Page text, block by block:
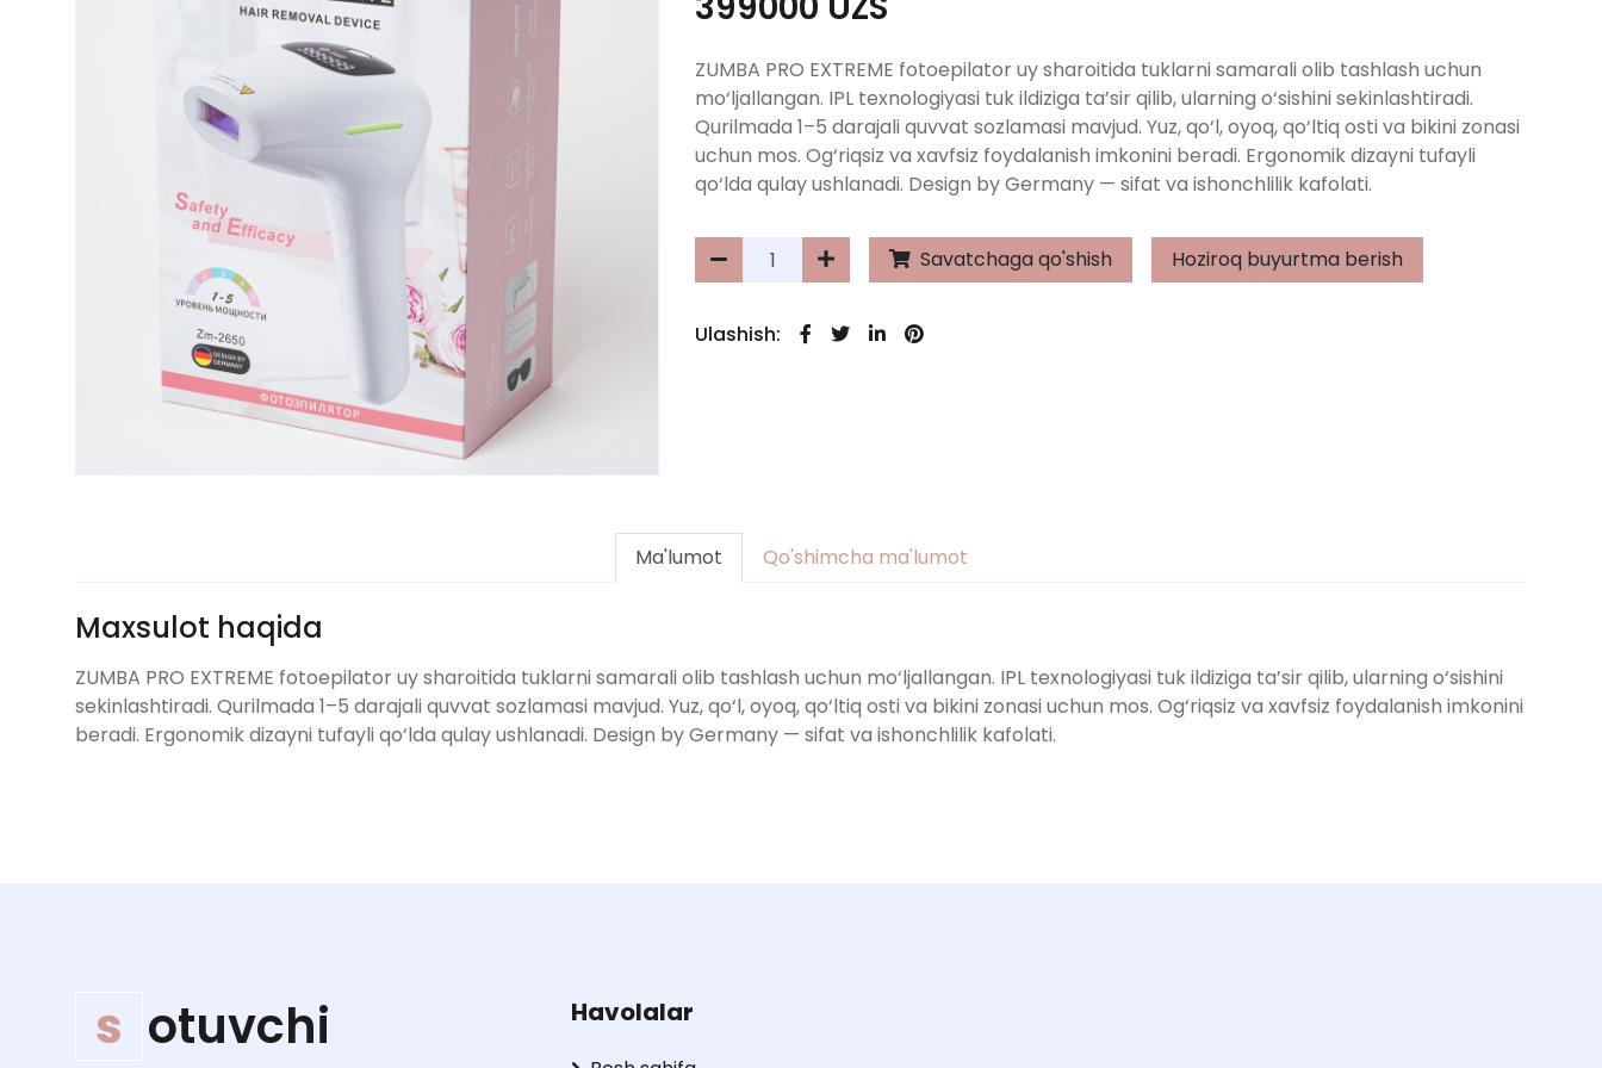
ZUMBA PRO EXTREME fotoepilator uy sharoitida tuklarni samarali olib tashlash uchun
mo‘ljallangan. IPL texnologiyasi tuk ildiziga ta’sir qilib, ularning o‘sishini sekinlashtiradi.
Qurilmada 1–5 darajali quvvat sozlamasi mavjud. Yuz, qo‘l, oyoq, qo‘ltiq osti va bikini zonasi
uchun mos. Og‘riqsiz va xavfsiz foydalanish imkonini beradi. Ergonomik dizayni tufayli
qo‘lda qulay ushlanadi. Design by Germany — sifat va ishonchlilik kafolati.
Savatchaga qo'shish Hoziroq buyurtma berish
Ulashish:
Ma'lumot Qo'shimcha ma'lumot
Maxsulot haqida
ZUMBA PRO EXTREME fotoepilator uy sharoitida tuklarni samarali olib tashlash uchun mo‘ljallangan. IPL texnologiyasi tuk ildiziga ta’sir qilib, ularning o‘sishini
sekinlashtiradi. Qurilmada 1–5 darajali quvvat sozlamasi mavjud. Yuz, qo‘l, oyoq, qo‘ltiq osti va bikini zonasi uchun mos. Og‘riqsiz va xavfsiz foydalanish imkonini
beradi. Ergonomik dizayni tufayli qo‘lda qulay ushlanadi. Design by Germany — sifat va ishonchlilik kafolati.
s otuvchi Havolalar